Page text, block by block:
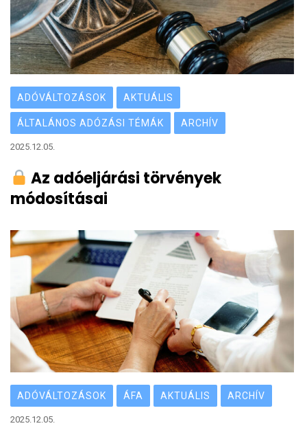
ADÓVÁLTOZÁSOK AKTUÁLIS
ÁLTALÁNOS ADÓZÁSI TÉMÁK ARCHÍV
2025.12.05.
Az adóeljárási törvények
módosításai
ADÓVÁLTOZÁSOK ÁFA AKTUÁLIS ARCHÍV
2025.12.05.